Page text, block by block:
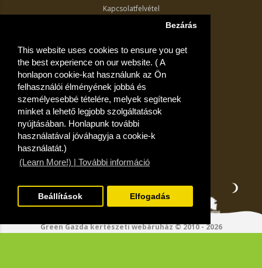
This website uses cookies to ensure you get
the best experience on our website. ( A
honlapon cookie-kat használunk az Ön
felhasználói élményének jobbá és
személyesebbé tételére, melyek segítenek
minket a lehető legjobb szolgáltatások
nyújtásában. Honlapunk további
használatával jóváhagyja a cookie-k
használatát.)
(Learn More!) | További információ
Bezárás
Beállítások Elfogadás
Kapcsolatfelvétel
Akciós ajánlatok
Fiók
Kívánságlista
Green Gazda kertészeti webáruház © 2010 - 2026